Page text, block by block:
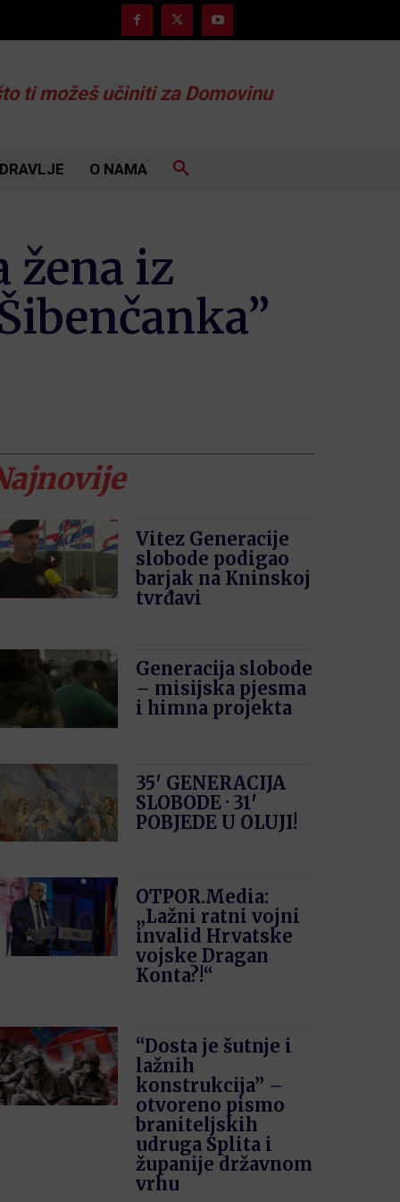
ti možeš učiniti za Domovinu
O NAMA
žena iz
Vitez Generacije
slobode podigao
barjak na Kninskoj
tvrđavi
Generacija slobode
– misijska pjesma
i himna projekta
35′ GENERACIJA
SLOBODE · 31′
POBJEDE U OLUJI!
OTPOR.Media:
„Lažni ratni vojni
invalid Hrvatske
vojske Dragan
Konta?!“
“Dosta je šutnje i
lažnih
konstrukcija” –
otvoreno pismo
braniteljskih
udruga Splita i
županije državnom
vrhu